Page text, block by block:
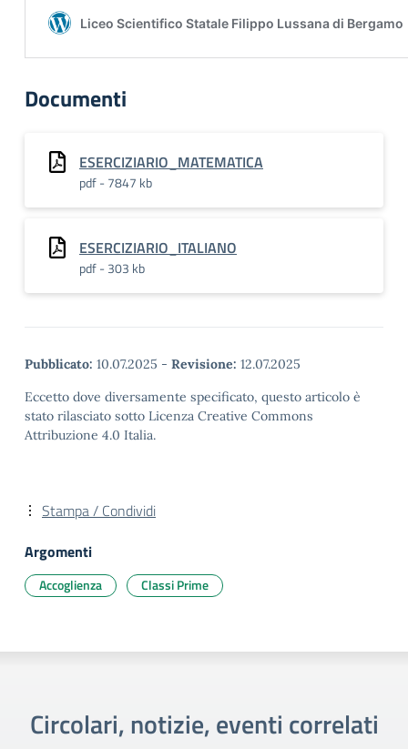
Documenti
ESERCIZIARIO_MATEMATICA
pdf - 7847 kb
ESERCIZIARIO_ITALIANO
pdf - 303 kb
Pubblicato: 10.07.2025 - Revisione: 12.07.2025
Eccetto dove diversamente specificato, questo articolo è
stato rilasciato sotto Licenza Creative Commons
Attribuzione 4.0 Italia.
Stampa / Condividi
Argomenti
Accoglienza Classi Prime
Circolari, notizie, eventi correlati